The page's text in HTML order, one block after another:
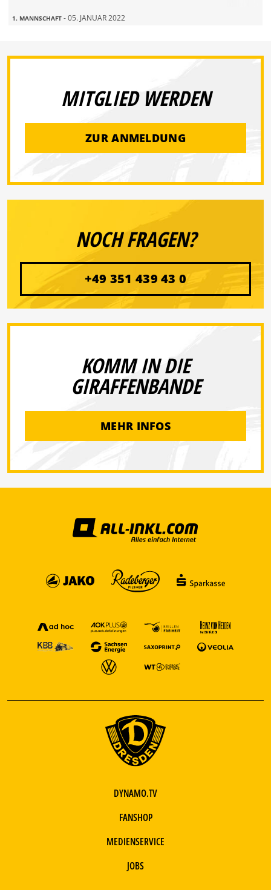
1. MANNSCHAFT - 05. JANUAR 2022
MITGLIED WERDEN
ZUR ANMELDUNG
NOCH FRAGEN?
+49 351 439 43 0
KOMM IN DIE
GIRAFFENBANDE
MEHR INFOS
DYNAMO.TV
FANSHOP
MEDIENSERVICE
JOBS